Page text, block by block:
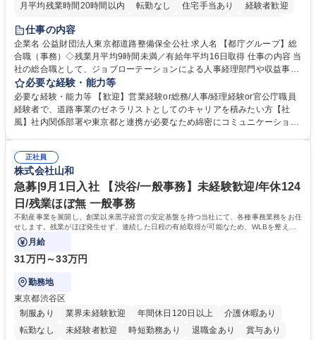
月平均残業時間20時間以内
転勤なし 住宅手当あり
経験者歓迎
研修あり
退職金あり
駅近5分以内
資格取得手当あり 食事補助あり
仕事の内容
企業名 公益財団法人東京都道路整備保全公社 求人名 【都庁グループ】総
合職（事務）◇残業月平均9時間未満／有給年平均16日取得 仕事の内容 当
社の総合職として、ジョブローテーションによる人事経理部門や収益事業
等のフロント部門の部署等幅広い部署での業務をお任せいたします。研修
制度やキャリア支援が充実しております！ ※下記業務詳細 【業務詳細】■
管理部門：広報、人事、経理など当公社の運営に係る管理業務 ■収益部
門：駐車場の新規開拓、管理運営、新宿駅西口広場の「イベントコーナ
道路施設や道路工事現場の見学ツアー事業 ※入社後は上記いずれかの部門
へ配属。※業務内容変更の範囲：会社の定める業務 募集職種 【都庁グル
ープ】総合職（事務）◇残業月平均9時間未満／有給年平均16日取得
必要な経験・能力等
必要な経験・能力等 【歓迎】営業経験or総務/人事/経理経験or官公庁職員
経験者で、道路事業のゼネラリストとしてのキャリアを積みたい方【社
風】社内関係部署や東京都と連携が必要なため綿密にコミュニケーション
部門など多岐に渡る業務を経験できます。 ■様々なプロジェクト：駐車場
事業の他、新宿駅西口広場内に設置された照明を兼ねた広告「ブライトサ
イン」の管理運営を行うなど、事業収益を生み出す活動を積極的に行って
います。 学歴・資格 学歴：大学院 大学 高専 短大 専修学校 高校 語学力：
資格：
正社員
株式会社山和
急募|9月1日入社 【渋谷/一般事務】未経験歓迎/年休124
日/残業ほぼ無 一般事務
不動産事業を展開し、創業以来黒字経営の安定基盤を持つ当社にて、各種事務業務をお任
せします。残業がほぼ発生せず、連続した日程の有給取得が可能なため、WLBを整えた
い方にお勧めの環境です！
月給
31万円～33万円
勤務地
東京都渋谷区
制服あり
業界未経験歓迎 年間休日120日以上
介護休暇あり
転勤なし
未経験者歓迎 時短勤務あり 退職金あり
賞与あり